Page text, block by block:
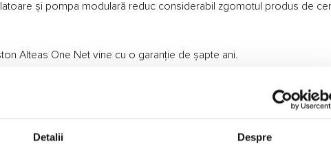
Detalii Despre
și pompa modulară reduc considerabil zgomotul produs de
Alteas One Net vine cu o garanție de șapte ani.